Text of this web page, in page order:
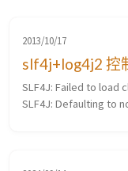
2013/10/17
slf4j+log4j2 控
SLF4J: Failed to load
SLF4J: Defaulting to